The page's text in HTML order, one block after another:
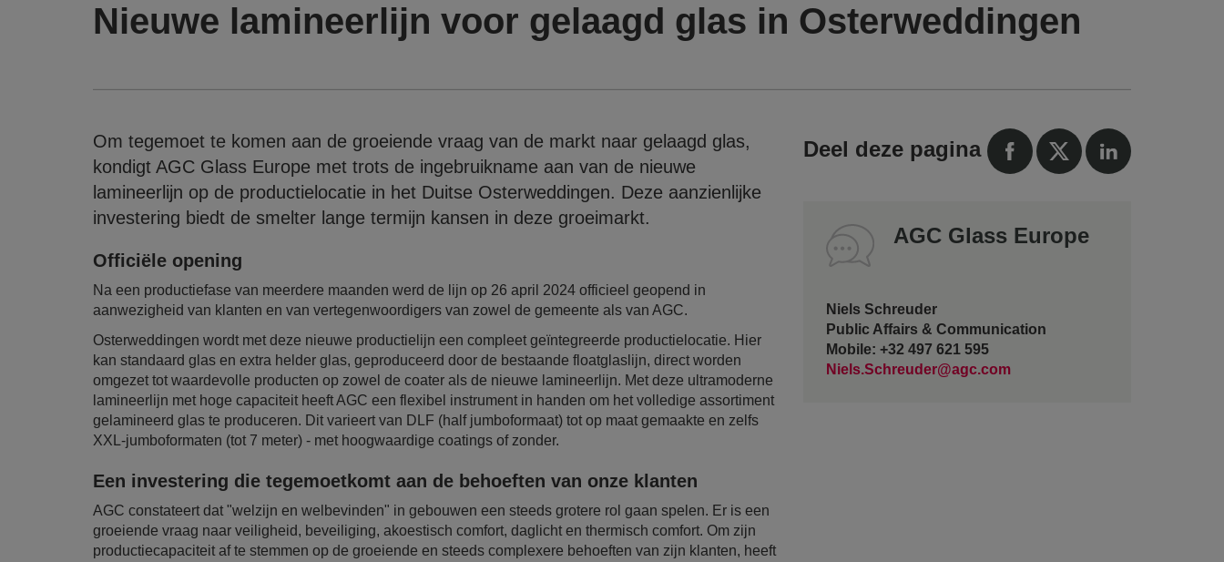
Nieuwe lamineerlijn voor gelaagd glas in Osterweddingen
Om tegemoet te komen aan de groeiende vraag van de markt naar gelaagd glas,
kondigt AGC Glass Europe met trots de ingebruikname aan van de nieuwe
lamineerlijn op de productielocatie in het Duitse Osterweddingen. Deze aanzienlijke
investering biedt de smelter lange termijn kansen in deze groeimarkt.
Officiële opening
Na een productiefase van meerdere maanden werd de lijn op 26 april 2024 officieel geopend in
aanwezigheid van klanten en van vertegenwoordigers van zowel de gemeente als van AGC.
Osterweddingen wordt met deze nieuwe productielijn een compleet geïntegreerde productielocatie. Hier
kan standaard glas en extra helder glas, geproduceerd door de bestaande floatglaslijn, direct worden
omgezet tot waardevolle producten op zowel de coater als de nieuwe lamineerlijn. Met deze ultramoderne
lamineerlijn met hoge capaciteit heeft AGC een flexibel instrument in handen om het volledige assortiment
gelamineerd glas te produceren. Dit varieert van DLF (half jumboformaat) tot op maat gemaakte en zelfs
XXL-jumboformaten (tot 7 meter) - met hoogwaardige coatings of zonder.
Een investering die tegemoetkomt aan de behoeften van onze klanten
AGC constateert dat "welzijn en welbevinden" in gebouwen een steeds grotere rol gaan spelen. Er is een
groeiende vraag naar veiligheid, beveiliging, akoestisch comfort, daglicht en thermisch comfort. Om zijn
productiecapaciteit af te stemmen op de groeiende en steeds complexere behoeften van zijn klanten, heeft
Deel deze pagina
AGC Glass Europe
Niels Schreuder
Public Affairs & Communication
Mobile: +32 497 621 595
Niels.Schreuder@agc.com